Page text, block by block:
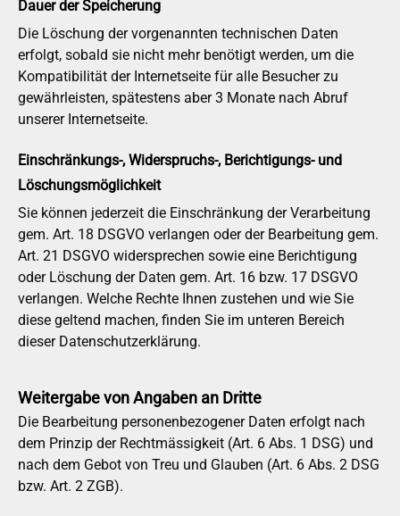
Dauer der Speicherung
Die Löschung der vorgenannten technischen Daten
erfolgt, sobald sie nicht mehr benötigt werden, um die
Kompatibilität der Internetseite für alle Besucher zu
gewährleisten, spätestens aber 3 Monate nach Abruf
unserer Internetseite.
Einschränkungs-, Widerspruchs-, Berichtigungs- und
Löschungsmöglichkeit
Sie können jederzeit die Einschränkung der Verarbeitung
gem. Art. 18 DSGVO verlangen oder der Bearbeitung gem.
Art. 21 DSGVO widersprechen sowie eine Berichtigung
oder Löschung der Daten gem. Art. 16 bzw. 17 DSGVO
verlangen. Welche Rechte Ihnen zustehen und wie Sie
diese geltend machen, finden Sie im unteren Bereich
dieser Datenschutzerklärung.
Weitergabe von Angaben an Dritte
Die Bearbeitung personenbezogener Daten erfolgt nach
dem Prinzip der Rechtmässigkeit (Art. 6 Abs. 1 DSG) und
nach dem Gebot von Treu und Glauben (Art. 6 Abs. 2 DSG
bzw. Art. 2 ZGB).